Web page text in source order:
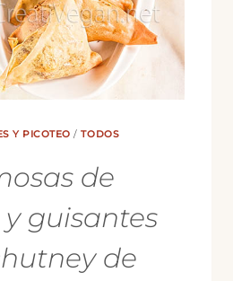
Y PICOTEO /TODOS
de
guisantes
de